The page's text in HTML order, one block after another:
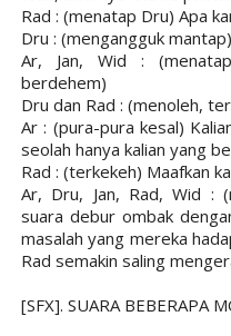
Rad : (menatap Dru) Apa
Dru : (mengangguk
Ar, Jan, Wid :
berdehem)
Dru dan Rad : (menoleh,
Ar : (pura-pura kesal)
seolah hanya kalian yang
Rad : (terkekeh) Maafkan
Ar, Dru, Jan, Rad, Wid :
suara debur ombak
masalah yang mereka
Rad semakin saling
[SFX]. SUARA BEBERAPA